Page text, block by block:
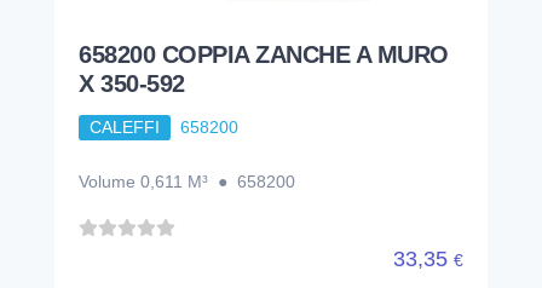
658200 COPPIA ZANCHE A MURO
X 350-592
CALEFFI 658200
Volume 0,611 M³ ● 658200
33,35 €